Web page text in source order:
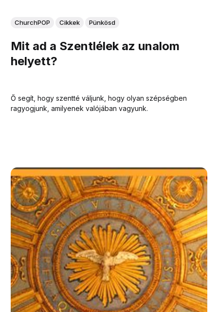
ChurchPOP Cikkek Pünkösd
Mit ad a Szentlélek az unalom
helyett?
Ő segít, hogy szentté váljunk, hogy olyan szépségben
ragyogjunk, amilyenek valójában vagyunk.